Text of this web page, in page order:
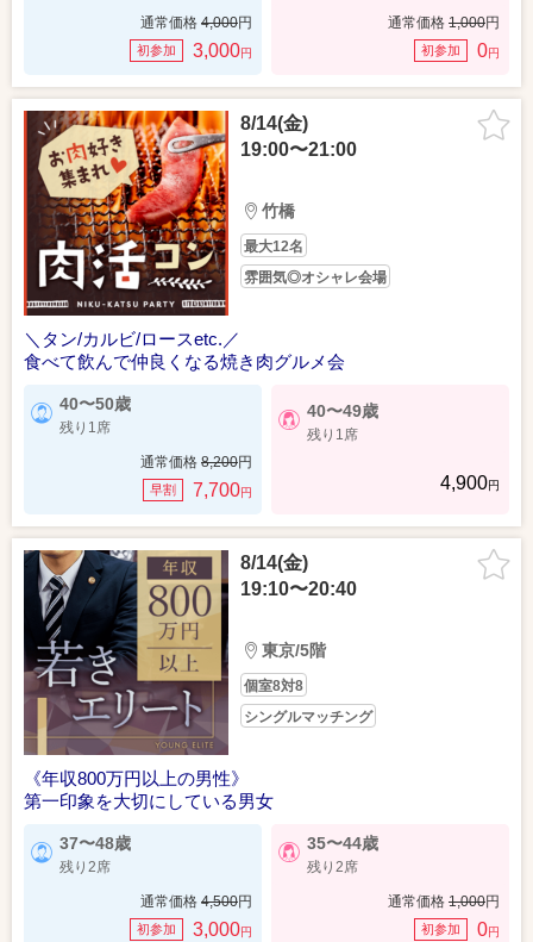
通常価格 4,000円
初参加 3,000円
通常価格 1,000円
初参加 0円
8/14(金)
19:00〜21:00
竹橋
最大12名
雰囲気◎オシャレ会場
＼タン/カルビ/ロースetc.／
食べて飲んで仲良くなる焼き肉グルメ会
40〜50歳
残り1席
通常価格 8,200円
早割 7,700円
40〜49歳
残り1席
4,900円
8/14(金)
19:10〜20:40
東京/5階
個室8対8
シングルマッチング
《年収800万円以上の男性》
第一印象を大切にしている男女
37〜48歳
残り2席
通常価格 4,500円
初参加 3,000円
35〜44歳
残り2席
通常価格 1,000円
初参加 0円